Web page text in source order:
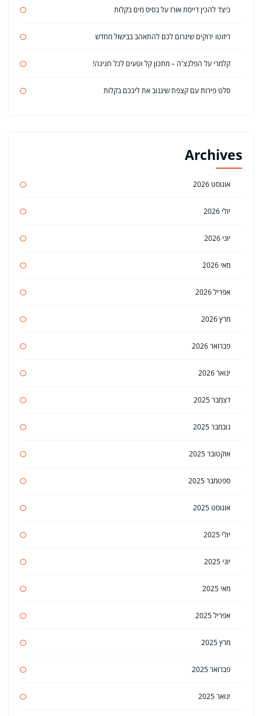
כיצד להכין דייסת אורז על בסיס מים בקלות
ריזוטו ירוקים שיגרום לכם להתאהב בבישול מחדש
קלמרי על הפלנצ'ה – מתכון קל וטעים לכל חגיגה!
סלט פירות עם קצפת שיגנוב את ליבכם בקלות
Archives
אוגוסט 2026
יולי 2026
יוני 2026
מאי 2026
אפריל 2026
מרץ 2026
פברואר 2026
ינואר 2026
דצמבר 2025
נובמבר 2025
אוקטובר 2025
ספטמבר 2025
אוגוסט 2025
יולי 2025
יוני 2025
מאי 2025
אפריל 2025
מרץ 2025
פברואר 2025
ינואר 2025